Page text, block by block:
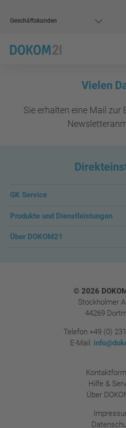
Geschäftskunden
Vielen
Sie erhalten eine Mail zur
GK Service
Produkte und Dienstleistungen
Über DOKOM21
© 2026
Stockholmer
44269
Telefon +49 (0)
E-Mail:
Hilfe &
Über